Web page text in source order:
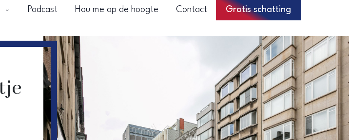
Podcast Hou me op de hoogte Contact Gratis schatting